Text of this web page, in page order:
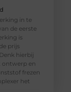
in te
de eerste
is
prijs
hierbij
ontwerp en
frezen
het